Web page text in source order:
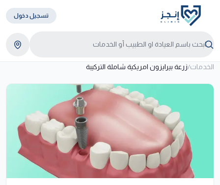
تسجيل دخول
الخدمات/زرعة بيرايزون امريكية شاملة التركيبة